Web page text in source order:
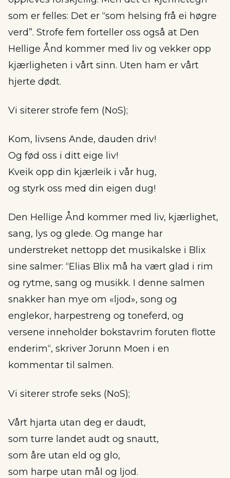
som er felles: Det er “som helsing frå ei høgre
verd”. Strofe fem forteller oss også at Den
Hellige Ånd kommer med liv og vekker opp
kjærligheten i vårt sinn. Uten ham er vårt
hjerte dødt.
Vi siterer strofe fem (NoS);
Kom, livsens Ande, dauden driv!
Og fød oss i ditt eige liv!
Kveik opp din kjærleik i vår hug,
og styrk oss med din eigen dug!
Den Hellige Ånd kommer med liv, kjærlighet,
sang, lys og glede. Og mange har
understreket nettopp det musikalske i Blix
sine salmer: “Elias Blix må ha vært glad i rim
og rytme, sang og musikk. I denne salmen
snakker han mye om «ljod», song og
englekor, harpestreng og toneferd, og
versene inneholder bokstavrim foruten flotte
enderim“, skriver Jorunn Moen i en
kommentar til salmen.
Vi siterer strofe seks (NoS);
Vårt hjarta utan deg er daudt,
som turre landet audt og snautt,
som åre utan eld og glo,
som harpe utan mål og ljod.